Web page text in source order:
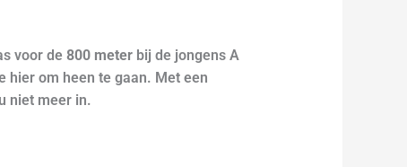
voor de 800 meter bij de jongens A
hier om heen te gaan. Met een
niet meer in.